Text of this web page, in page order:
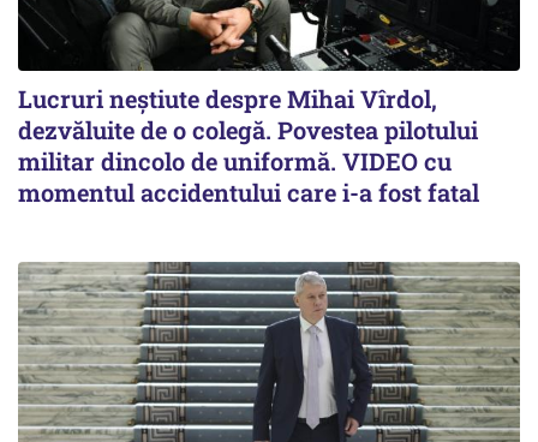
Lucruri neștiute despre Mihai Vîrdol,
dezvăluite de o colegă. Povestea pilotului
militar dincolo de uniformă. VIDEO cu
momentul accidentului care i-a fost fatal